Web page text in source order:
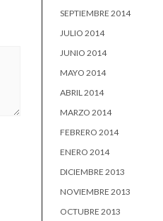
SEPTIEMBRE 2014
JULIO 2014
JUNIO 2014
MAYO 2014
ABRIL 2014
MARZO 2014
FEBRERO 2014
ENERO 2014
DICIEMBRE 2013
NOVIEMBRE 2013
OCTUBRE 2013